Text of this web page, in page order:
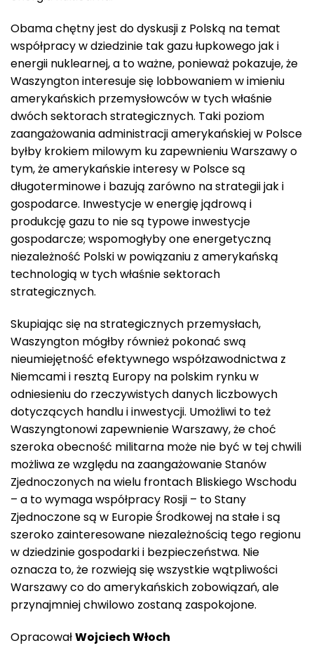
Obama chętny jest do dyskusji z Polską na temat
współpracy w dziedzinie tak gazu łupkowego jak i
energii nuklearnej, a to ważne, ponieważ pokazuje, że
Waszyngton interesuje się lobbowaniem w imieniu
amerykańskich przemysłowców w tych właśnie
dwóch sektorach strategicznych. Taki poziom
zaangażowania administracji amerykańskiej w Polsce
byłby krokiem milowym ku zapewnieniu Warszawy o
tym, że amerykańskie interesy w Polsce są
długoterminowe i bazują zarówno na strategii jak i
gospodarce. Inwestycje w energię jądrową i
produkcję gazu to nie są typowe inwestycje
gospodarcze; wspomogłyby one energetyczną
niezależność Polski w powiązaniu z amerykańską
technologią w tych właśnie sektorach
strategicznych.
Skupiając się na strategicznych przemysłach,
Waszyngton mógłby również pokonać swą
nieumiejętność efektywnego współzawodnictwa z
Niemcami i resztą Europy na polskim rynku w
odniesieniu do rzeczywistych danych liczbowych
dotyczących handlu i inwestycji. Umożliwi to też
Waszyngtonowi zapewnienie Warszawy, że choć
szeroka obecność militarna może nie być w tej chwili
możliwa ze względu na zaangażowanie Stanów
Zjednoczonych na wielu frontach Bliskiego Wschodu
– a to wymaga współpracy Rosji – to Stany
Zjednoczone są w Europie Środkowej na stałe i są
szeroko zainteresowane niezależnością tego regionu
w dziedzinie gospodarki i bezpieczeństwa. Nie
oznacza to, że rozwieją się wszystkie wątpliwości
Warszawy co do amerykańskich zobowiązań, ale
przynajmniej chwilowo zostaną zaspokojone.
OpracowałWojciech Włoch